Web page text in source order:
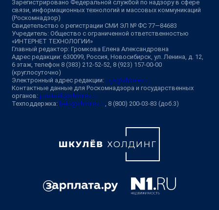
Зарегистрировано Федеральной службой по надзору в сфере
связи, информационных технологий и массовых коммуникаций
(Роскомнадзор)
Свидетельство о регистрации СМИ ЭЛ № ФС 77—84683
Учредитель: Общество с ограниченной ответственностью
«ИНТЕРНЕТ ТЕХНОЛОГИИ»
Главный редактор: Громкова Елена Александровна
Адрес редакции: 630099, Россия, Новосибирск, ул. Ленина, д. 12,
6 этаж, телефон 8 (383) 212-52-52, 8 (923) 157-00-00
(круглосуточно)
Электронный адрес редакции: ngs@shkulev.ru
Контактные данные для Роскомнадзора и государственных
органов: juristnsk@shkulev.ru
Техподдержка: help@shkulev.ru, 8 (800) 200-03-83 (доб.3)